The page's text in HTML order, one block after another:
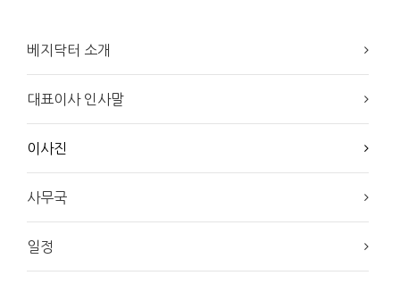
베지닥터 소개
대표이사 인사말
이사진
사무국
일정